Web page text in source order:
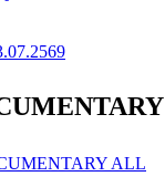
ALL